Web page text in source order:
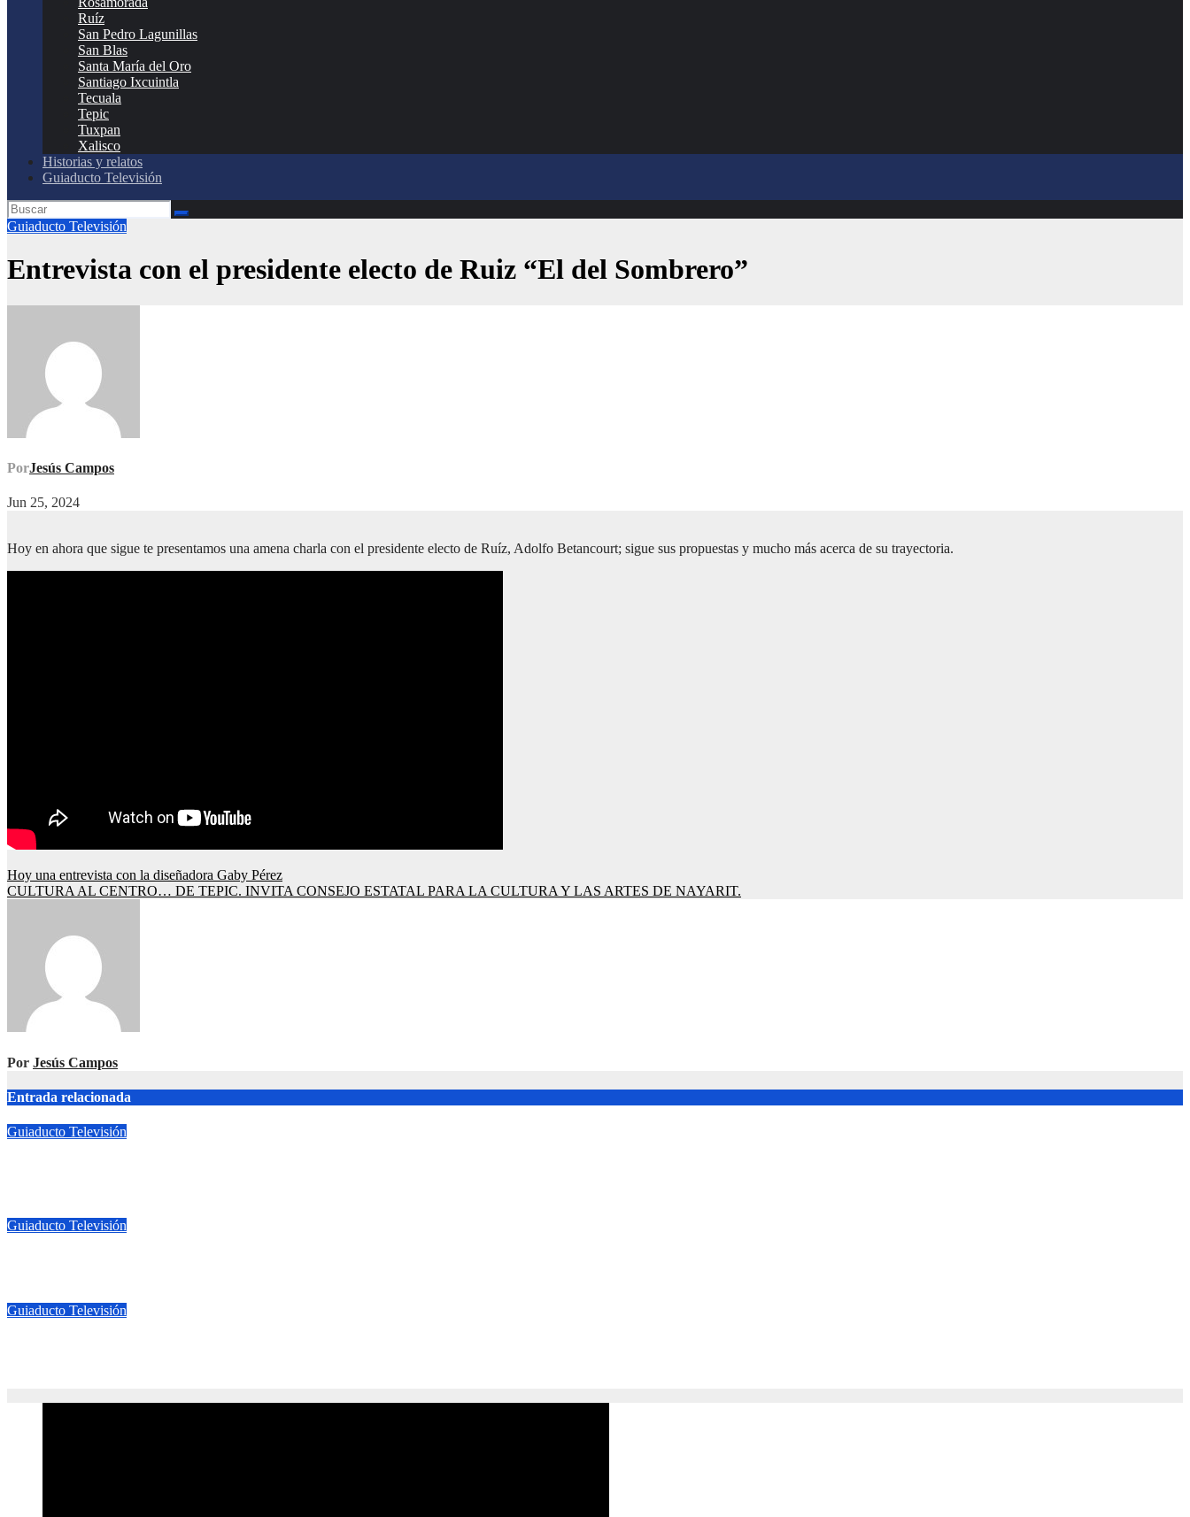
Ruíz
San Pedro Lagunillas
San Blas
Santa María del Oro
Santiago Ixcuintla
Tecuala
Tepic
Tuxpan
Xalisco
Historias y relatos
Guiaducto Televisión
Guiaducto Televisión
Entrevista con el presidente electo de Ruiz “El del Sombrero”
PorJesús Campos
Jun 25, 2024
Hoy en ahora que sigue te presentamos una amena charla con el presidente electo de Ruíz, Adolfo Betancourt; sigue sus propuestas y mucho más acerca de su trayectoria.
Navegación
entradas
Hoy una entrevista con la diseñadora Gaby Pérez
CULTURA AL CENTRO… DE TEPIC. INVITA CONSEJO ESTATAL PARA LA CULTURA Y LAS ARTES DE NAYARIT.
Por Jesús Campos
Entrada relacionada
Guiaducto Televisión
Guiaducto Televisión
Guiaducto Televisión